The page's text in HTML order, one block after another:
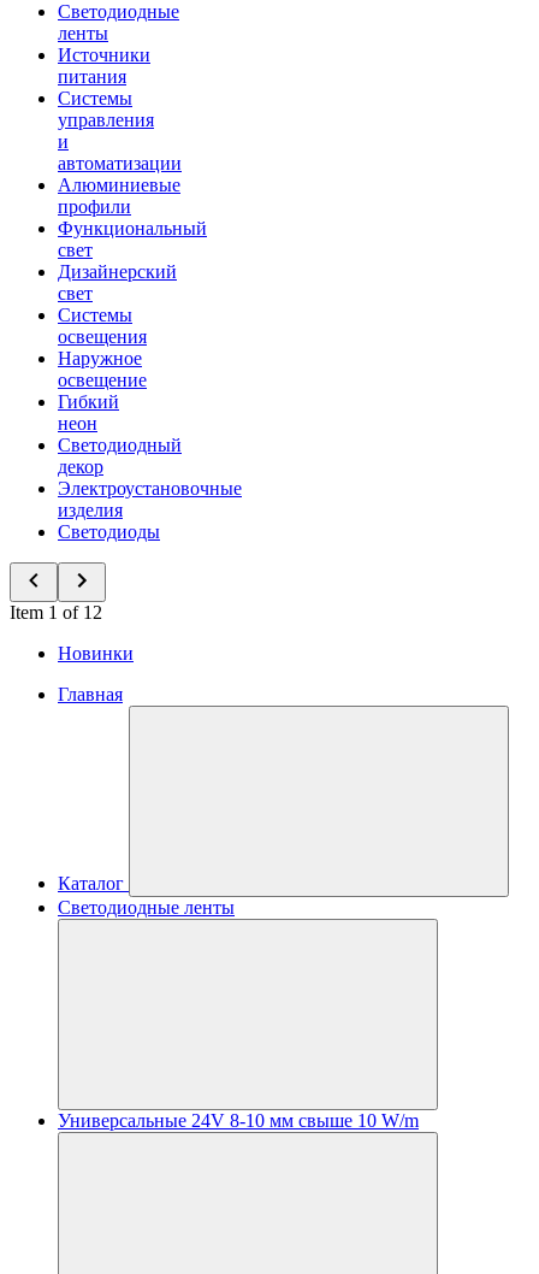
Светодиодные
ленты
Источники
питания
Системы
управления
и
автоматизации
Алюминиевые
профили
Функциональный
свет
Дизайнерский
свет
Системы
освещения
Наружное
освещение
Гибкий
неон
Светодиодный
декор
Электроустановочные
изделия
Светодиоды
Item 1 of 12
Новинки
Главная
Каталог
Светодиодные ленты
Универсальные 24V 8-10 мм свыше 10 W/m